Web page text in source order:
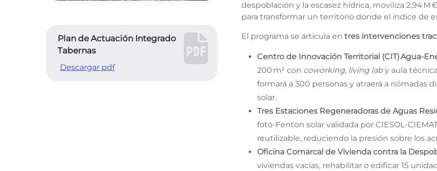
Plan de Actuación Integrado
Tabernas
Descargar pdf
despoblación y la escasez hídrica, moviliza 2,94
para transformar un territorio donde el índice de
El programa se articula en tres intervenciones
Centro de Innovación Territorial (CIT)
200 m² con coworking, living laby aula
formará a 300 personas y atraerá a nómadas
solar.
Tres Estaciones Regeneradoras de Aguas
foto‑Fenton solar validada por
reutilizable, reduciendo la presión sobre los
Oficina Comarcal de Vivienda contra la
viviendas vacías, rehabilitar o edificar 15